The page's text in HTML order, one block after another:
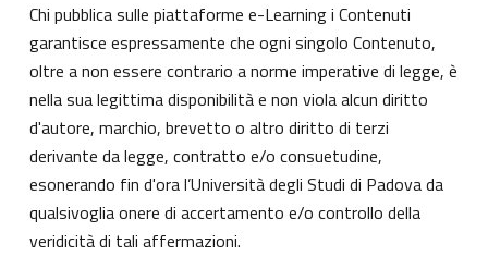
Chi pubblica sulle piattaforme e-Learning i Contenuti
garantisce espressamente che ogni singolo Contenuto,
oltre a non essere contrario a norme imperative di legge, è
nella sua legittima disponibilità e non viola alcun diritto
d'autore, marchio, brevetto o altro diritto di terzi
derivante da legge, contratto e/o consuetudine,
esonerando fin d'ora l’Università degli Studi di Padova da
qualsivoglia onere di accertamento e/o controllo della
veridicità di tali affermazioni.